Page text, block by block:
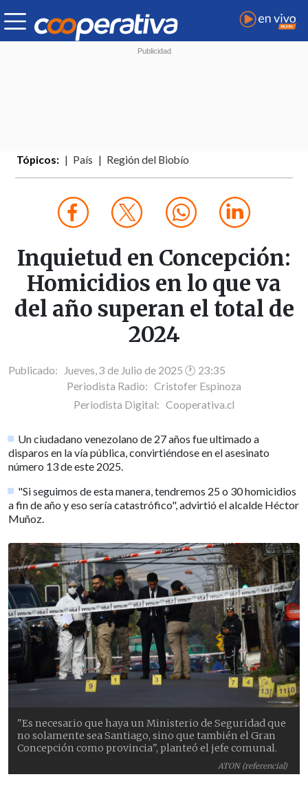
Tópicos: País Región del Biobío
Inquietud en Concepción:
Homicidios en lo que va
del año superan el total de
2024
Publicado: Jueves, 3 de Julio de 2025 🕐 23:35
Periodista Radio: Cristofer Espinoza
Periodista Digital: Cooperativa.cl
Un ciudadano venezolano de 27 años fue ultimado a
disparos en la vía pública, convirtiéndose en el asesinato
número 13 de este 2025.
"Si seguimos de esta manera, tendremos 25 o 30 homicidios
a fin de año y eso sería catastrófico", advirtió el alcalde Héctor
Muñoz.
ATON (referencial)
"Es necesario que haya un Ministerio de Seguridad que
no solamente sea Santiago, sino que también el Gran
Concepción como provincia", planteó el jefe comunal.